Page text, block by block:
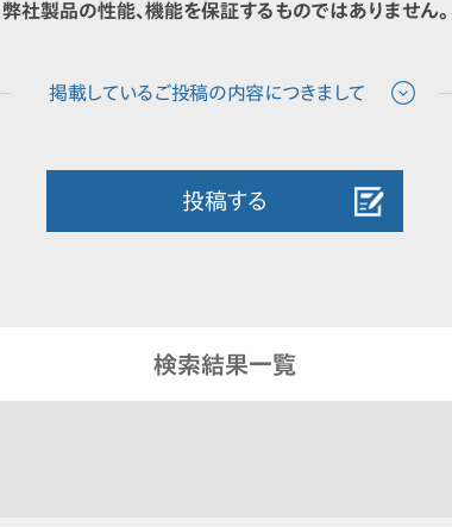
弊社製品の性能、機能を保証するものではありません。
投稿する
検索結果一覧